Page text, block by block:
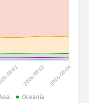
08-02 2026-08-03 2026-08-04
Oceania